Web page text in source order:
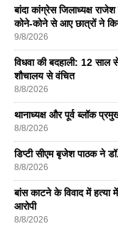
बांदा कांग्रेस जिलाध्यक्ष
कोने-कोने से आए छात्रों ने
9/8/2026
विधवा की बदहाली: 12
शौचालय से वंचित
8/8/2026
थानाध्यक्ष और पूर्व ब्लॉक
8/8/2026
डिप्टी सीएम बृजेश पाठक ने
8/8/2026
बांस काटने के विवाद में हत्या
आरोपी
8/8/2026